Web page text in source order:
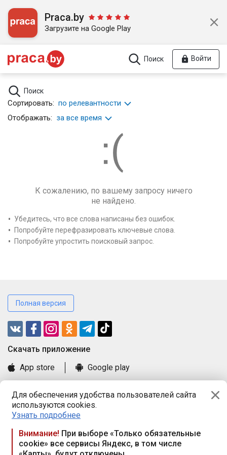
Для обеспечения удобства пользователей сайта
используются cookies.
Узнать подробнее
Внимание! При выборе «Только обязательные
cookie» все сервисы Яндекс, в том числе
Praca.by
Загрузите на Google Play
Поиск Войти
Поиск
Сортировать: по релевантности
Отображать: за все время
К сожалению, по вашему запросу ничего
не найдено.
Убедитесь, что все слова написаны без ошибок.
Попробуйте перефразировать ключевые слова.
Попробуйте упростить поисковый запрос.
Полная версия
Cкачать приложение
App store
Google play
Книга замечаний и предложений
Правила и документы
Praca.by © 2000—2026, ООО «ПРАЦА БАЙ»
Республика Беларусь, 220114, г. Минск, пр-т Независимости
117а, пом. № 9.